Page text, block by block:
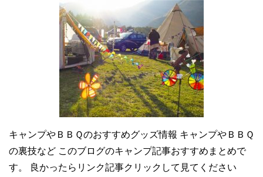
キャンプやＢＢＱのおすすめグッズ情報 キャンプやＢＢＱ
の裏技など このブログのキャンプ記事おすすめまとめで
す。 良かったらリンク記事クリックして見てください